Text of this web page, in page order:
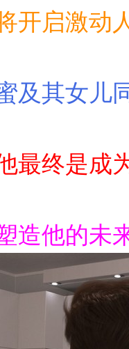
开启激
及其女儿
最终是成
造他的未